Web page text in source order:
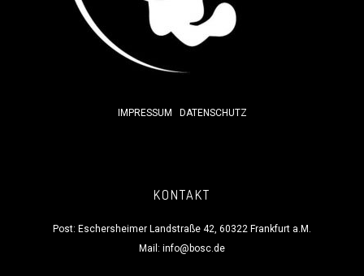
IMPRESSUM DATENSCHUTZ
KONTAKT
Post: Eschersheimer Landstraße 42, 60322 Frankfurt a.M.
Mail: info@bosc.de